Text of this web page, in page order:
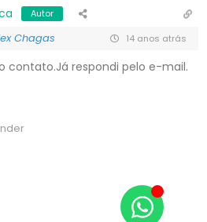
Autor
Chagas 14 anos atrás
contato.Já respondi pelo e-mail.